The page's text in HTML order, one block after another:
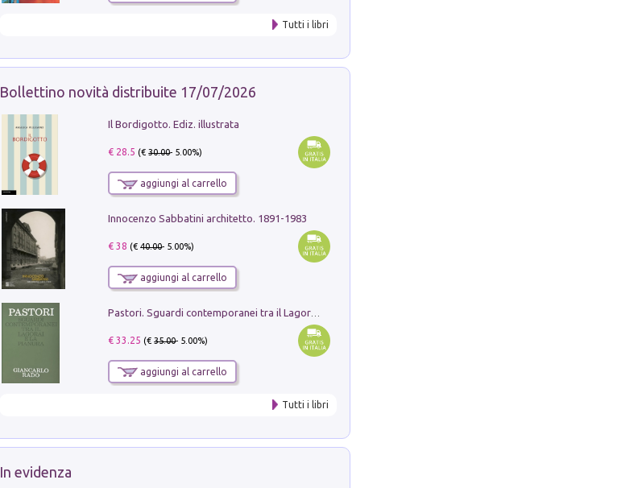
Tutti i libri
Bollettino novità distribuite 17/07/2026
Il Bordigotto. Ediz. illustrata
€ 28.5 (€30.00- 5.00%)
aggiungi al carrello
Innocenzo Sabbatini architetto. 1891-1983
€ 38 (€40.00- 5.00%)
aggiungi al carrello
€ 33.25 (€35.00- 5.00%)
aggiungi al carrello
Tutti i libri
In evidenza